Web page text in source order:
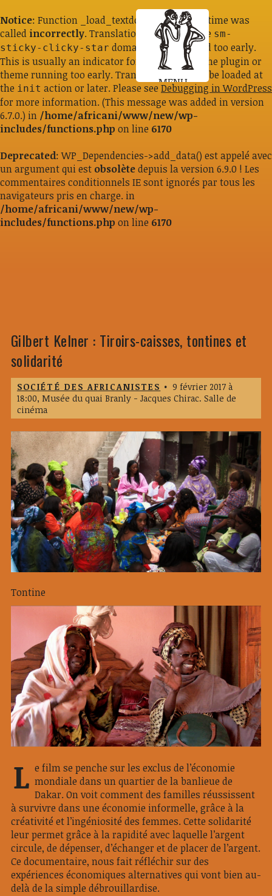
Notice: Function _load_textdomain_just_in_time was
called incorrectly. Translation loading for the sm-
sticky-clicky-star domain was triggered too early.
This is usually an indicator for some code in the plugin or
theme running too early. Translations should be loaded at
the init action or later. Please see Debugging in WordPress
for more information. (This message was added in version
6.7.0.) in /home/africani/www/new/wp-
includes/functions.php on line 6170
Deprecated: WP_Dependencies->add_data() est appelé avec
un argument qui est obsolètedepuis la version 6.9.0 ! Les
commentaires conditionnels IE sont ignorés par tous les
navigateurs pris en charge. in
/home/africani/www/new/wp-
includes/functions.php on line 6170
Gilbert Kelner : Tiroirs-caisses, tontines et
solidarité
SOCIÉTÉ DES AFRICANISTES • 9 février 2017 à
18:00, Musée du quai Branly - Jacques Chirac. Salle de
cinéma
Tontine
L e film se penche sur les exclus de l’économie
mondiale dans un quartier de la banlieue de
Dakar. On voit comment des familles réussissent
à survivre dans une économie informelle, grâce à la
créativité et l’ingéniosité des femmes. Cette solidarité
leur permet grâce à la rapidité avec laquelle l’argent
circule, de dépenser, d’échanger et de placer de l’argent.
Ce documentaire, nous fait réfléchir sur des
expériences économiques alternatives qui vont bien au-
delà de la simple débrouillardise.
MENU